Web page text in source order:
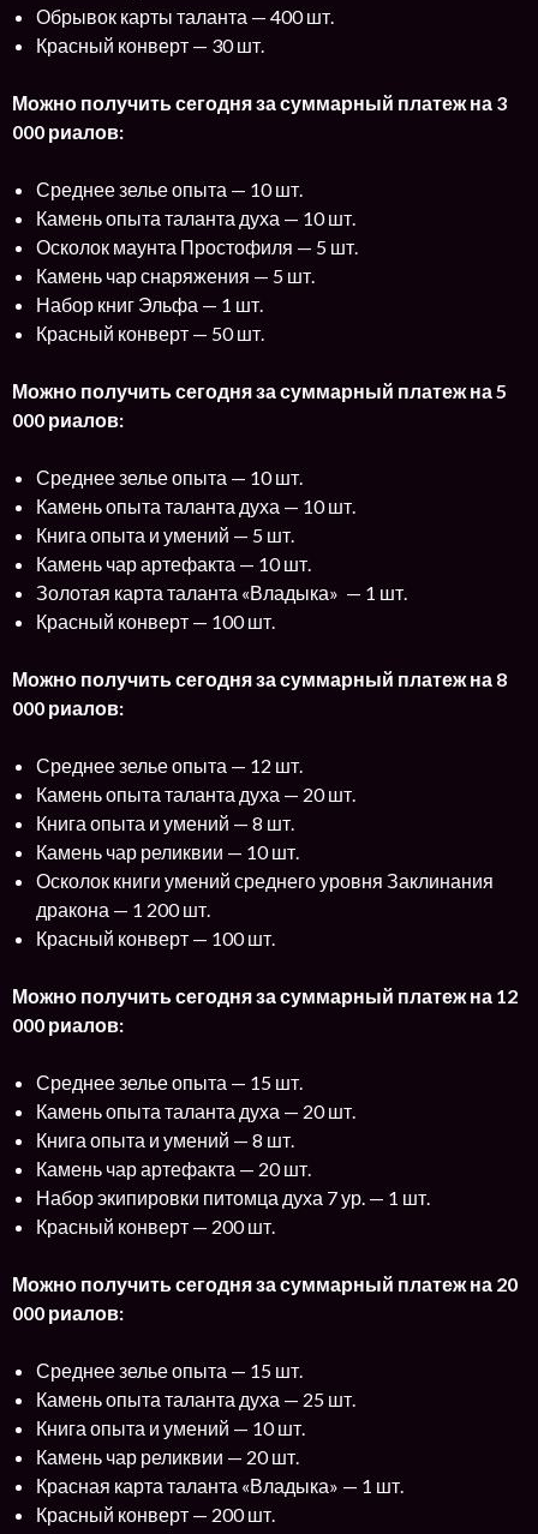
Обрывок карты таланта — 400 шт.
Красный конверт — 30 шт.
Можно получить сегодня за суммарный платеж на 3
000 риалов:
Среднее зелье опыта — 10 шт.
Камень опыта таланта духа — 10 шт.
Осколок маунта Простофиля — 5 шт.
Камень чар снаряжения — 5 шт.
Набор книг Эльфа — 1 шт.
Красный конверт — 50 шт.
Можно получить сегодня за суммарный платеж на 5
000 риалов:
Среднее зелье опыта — 10 шт.
Камень опыта таланта духа — 10 шт.
Книга опыта и умений — 5 шт.
Камень чар артефакта — 10 шт.
Золотая карта таланта «Владыка» — 1 шт.
Красный конверт — 100 шт.
Можно получить сегодня за суммарный платеж на 8
000 риалов:
Среднее зелье опыта — 12 шт.
Камень опыта таланта духа — 20 шт.
Книга опыта и умений — 8 шт.
Камень чар реликвии — 10 шт.
Осколок книги умений среднего уровня Заклинания
дракона — 1 200 шт.
Красный конверт — 100 шт.
Можно получить сегодня за суммарный платеж на 12
000 риалов:
Среднее зелье опыта — 15 шт.
Камень опыта таланта духа — 20 шт.
Книга опыта и умений — 8 шт.
Камень чар артефакта — 20 шт.
Набор экипировки питомца духа 7 ур. — 1 шт.
Красный конверт — 200 шт.
Можно получить сегодня за суммарный платеж на 20
000 риалов:
Среднее зелье опыта — 15 шт.
Камень опыта таланта духа — 25 шт.
Книга опыта и умений — 10 шт.
Камень чар реликвии — 20 шт.
Красная карта таланта «Владыка» — 1 шт.
Красный конверт — 200 шт.